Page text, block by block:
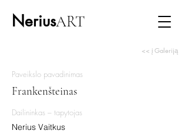
NeriusART
<< į Galeriją
Paveikslo pavadinimas
Frankenšteinas
Dailininkas – tapytojas
Nerius Vaitkus